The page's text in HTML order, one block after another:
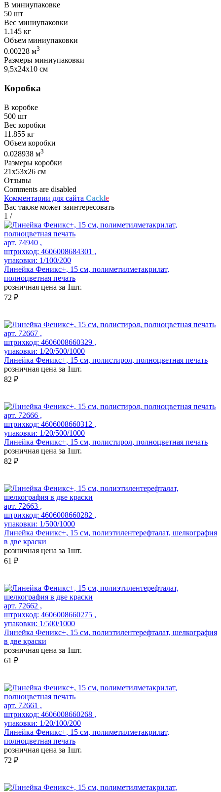
В миниупаковке
50 шт
Вес миниупаковки
1.145 кг
Объем миниупаковки
0.00228 м3
Размеры миниупаковки
9,5х24х10 см
Коробка
В коробке
500 шт
Вес коробки
11.855 кг
Объем коробки
0.028938 м3
Размеры коробки
21х53х26 см
Отзывы
Comments are disabled
Комментарии для сайта Cackle
Вас также может заинтересовать
1 /
арт. 74940 ,
штрихкод: 4606008684301 ,
упаковки: 1/100/200
Линейка Феникс+, 15 см, полиметилметакрилат,
полноцветная печать
розничная цена за 1шт.
72 ₽
арт. 72667 ,
штрихкод: 4606008660329 ,
упаковки: 1/20/500/1000
Линейка Феникс+, 15 см, полистирол, полноцветная печать
розничная цена за 1шт.
82 ₽
арт. 72666 ,
штрихкод: 4606008660312 ,
упаковки: 1/20/500/1000
Линейка Феникс+, 15 см, полистирол, полноцветная печать
розничная цена за 1шт.
82 ₽
арт. 72663 ,
штрихкод: 4606008660282 ,
упаковки: 1/500/1000
Линейка Феникс+, 15 см, полиэтилентерефталат, шелкография
в две краски
розничная цена за 1шт.
61 ₽
арт. 72662 ,
штрихкод: 4606008660275 ,
упаковки: 1/500/1000
Линейка Феникс+, 15 см, полиэтилентерефталат, шелкография
в две краски
розничная цена за 1шт.
61 ₽
арт. 72661 ,
штрихкод: 4606008660268 ,
упаковки: 1/20/100/200
Линейка Феникс+, 15 см, полиметилметакрилат,
полноцветная печать
розничная цена за 1шт.
72 ₽